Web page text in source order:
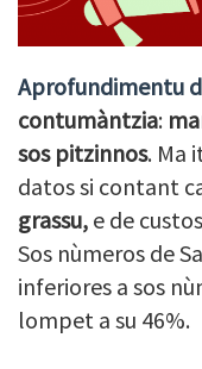
Aprofundimentu
contumàntzia:
sos pitzinnos. Ma
datos si contant
grassu, e de
Sos nùmeros de
inferiores a sos
lompet a su 46%.